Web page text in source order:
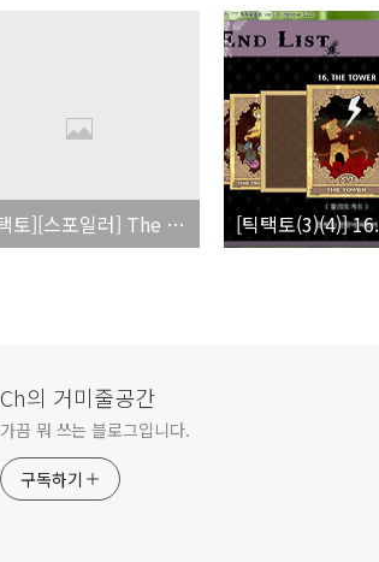
[틱택토][스포일러] The Justiece
Ch의 거미줄공간
가끔 뭐 쓰는 블로그입니다.
구독하기